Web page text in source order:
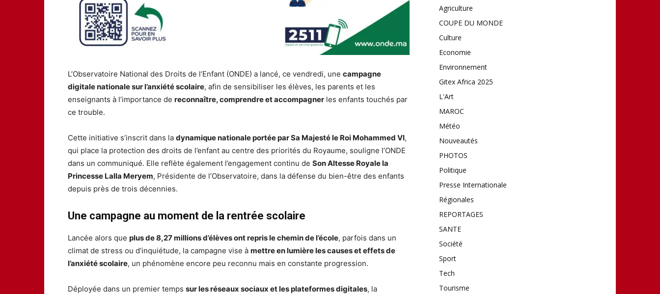
L’Observatoire National des Droits de l’Enfant (ONDE) a lancé, ce vendredi, une campagne
digitale nationale sur l’anxiété scolaire, afin de sensibiliser les élèves, les parents et les
enseignants à l’importance de reconnaître, comprendre et accompagner les enfants touchés par
ce trouble.
Cette initiative s’inscrit dans la dynamique nationale portée par Sa Majesté le Roi Mohammed VI,
qui place la protection des droits de l’enfant au centre des priorités du Royaume, souligne l’ONDE
dans un communiqué. Elle reflète également l’engagement continu de Son Altesse Royale la
Princesse Lalla Meryem, Présidente de l’Observatoire, dans la défense du bien-être des enfants
depuis près de trois décennies.
Une campagne au moment de la rentrée scolaire
Lancée alors que plus de 8,27 millions d’élèves ont repris le chemin de l’école, parfois dans un
climat de stress ou d’inquiétude, la campagne vise à mettre en lumière les causes et effets de
l’anxiété scolaire, un phénomène encore peu reconnu mais en constante progression.
Déployée dans un premier temps sur les réseaux sociaux et les plateformes digitales, la
Agriculture
COUPE DU MONDE
Culture
Economie
Environnement
Gitex Africa 2025
L'Art
MAROC
Météo
Nouveautés
PHOTOS
Politique
Presse Internationale
Régionales
REPORTAGES
SANTE
Société
Sport
Tech
Tourisme